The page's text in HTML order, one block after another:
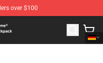
over $100
Anime Backpack Store